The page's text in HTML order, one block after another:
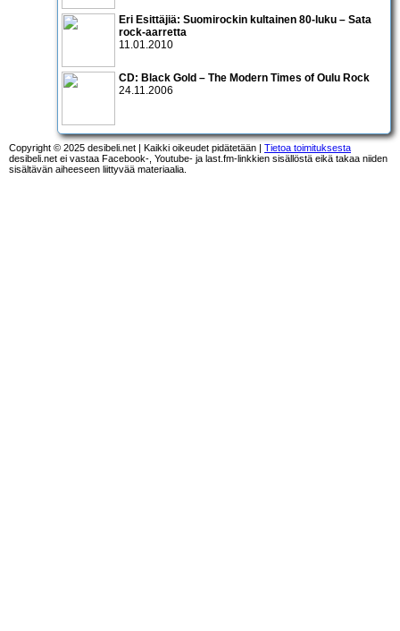
Eri Esittäjiä: Suomirockin kultainen 80-luku – Sata
rock-aarretta
11.01.2010
CD: Black Gold – The Modern Times of Oulu Rock
24.11.2006
Copyright © 2025 desibeli.net | Kaikki oikeudet pidätetään | Tietoa toimituksesta
desibeli.net ei vastaa Facebook-, Youtube- ja last.fm-linkkien sisällöstä eikä takaa niiden
sisältävän aiheeseen liittyvää materiaalia.